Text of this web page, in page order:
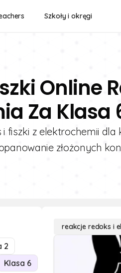
Szkoły i okręgi
Online
Za Klasa
fiszki z elektrochemii
złożonych
2
Klasa 6
reakcje redoks i